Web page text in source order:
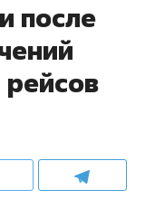
после